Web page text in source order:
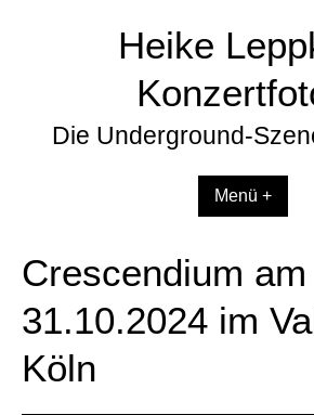
Heike
Die Underground-
Menü +
Crescendium am
31.10.2024 im
Köln